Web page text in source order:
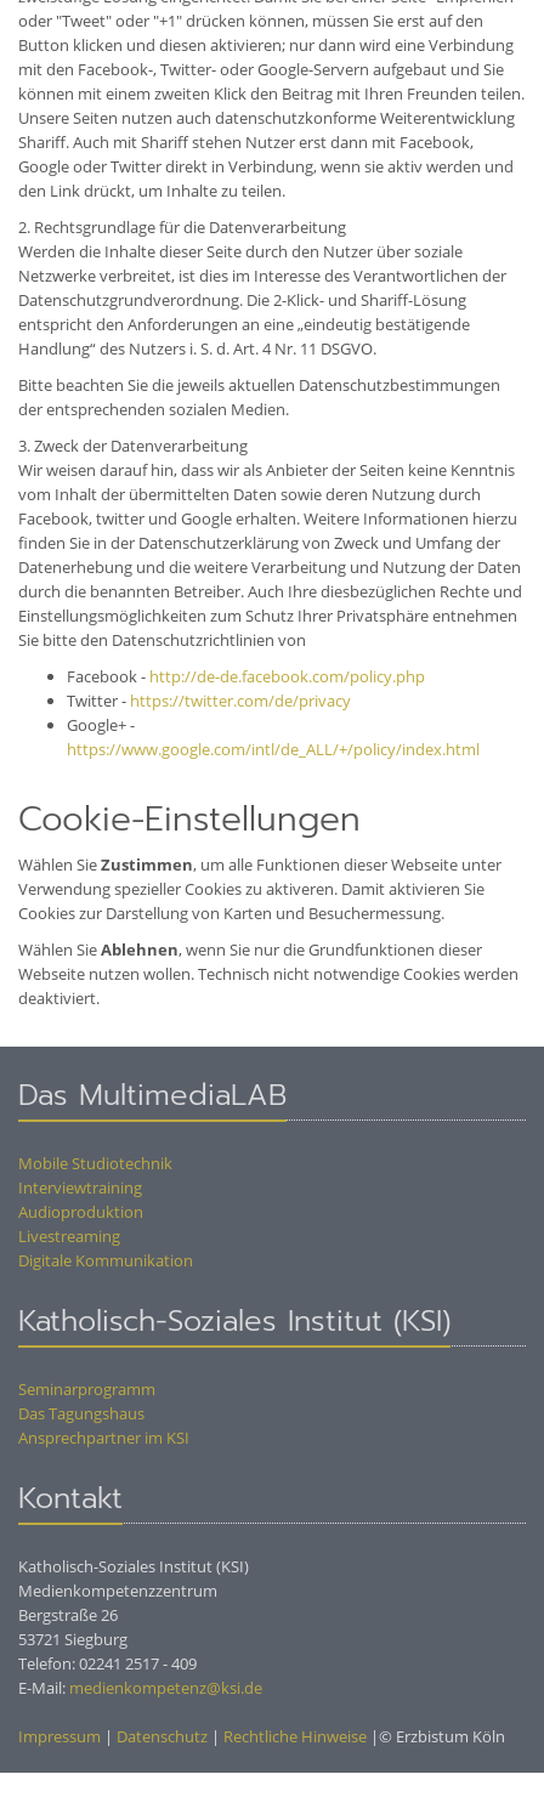
oder "Tweet" oder "+1" drücken können, müssen Sie erst auf den
Button klicken und diesen aktivieren; nur dann wird eine Verbindung
mit den Facebook-, Twitter- oder Google-Servern aufgebaut und Sie
können mit einem zweiten Klick den Beitrag mit Ihren Freunden teilen.
Unsere Seiten nutzen auch datenschutzkonforme Weiterentwicklung
Shariff. Auch mit Shariff stehen Nutzer erst dann mit Facebook,
Google oder Twitter direkt in Verbindung, wenn sie aktiv werden und
den Link drückt, um Inhalte zu teilen.
2. Rechtsgrundlage für die Datenverarbeitung
Werden die Inhalte dieser Seite durch den Nutzer über soziale
Netzwerke verbreitet, ist dies im Interesse des Verantwortlichen der
Datenschutzgrundverordnung. Die 2-Klick- und Shariff-Lösung
entspricht den Anforderungen an eine „eindeutig bestätigende
Handlung“ des Nutzers i. S. d. Art. 4 Nr. 11 DSGVO.
Bitte beachten Sie die jeweils aktuellen Datenschutzbestimmungen
der entsprechenden sozialen Medien.
3. Zweck der Datenverarbeitung
Wir weisen darauf hin, dass wir als Anbieter der Seiten keine Kenntnis
vom Inhalt der übermittelten Daten sowie deren Nutzung durch
Facebook, twitter und Google erhalten. Weitere Informationen hierzu
finden Sie in der Datenschutzerklärung von Zweck und Umfang der
Datenerhebung und die weitere Verarbeitung und Nutzung der Daten
durch die benannten Betreiber. Auch Ihre diesbezüglichen Rechte und
Einstellungsmöglichkeiten zum Schutz Ihrer Privatsphäre entnehmen
Sie bitte den Datenschutzrichtlinien von
Facebook - http://de-de.facebook.com/policy.php
Twitter - https://twitter.com/de/privacy
Google+ -
https://www.google.com/intl/de_ALL/+/policy/index.html
Cookie-Einstellungen
Wählen SieZustimmen, um alle Funktionen dieser Webseite unter
Verwendung spezieller Cookies zu aktiveren. Damit aktivieren Sie
Cookies zur Darstellung von Karten und Besuchermessung.
Wählen SieAblehnen, wenn Sie nur die Grundfunktionen dieser
Webseite nutzen wollen. Technisch nicht notwendige Cookies werden
deaktiviert.
Das MultimediaLAB
Mobile Studiotechnik
Interviewtraining
Audioproduktion
Livestreaming
Digitale Kommunikation
Katholisch-Soziales Institut (KSI)
Seminarprogramm
Das Tagungshaus
Ansprechpartner im KSI
Kontakt
Katholisch-Soziales Institut (KSI)
Medienkompetenzzentrum
Bergstraße 26
53721 Siegburg
Telefon: 02241 2517 - 409
E-Mail: medienkompetenz@ksi.de
Impressum | Datenschutz | Rechtliche Hinweise |© Erzbistum Köln